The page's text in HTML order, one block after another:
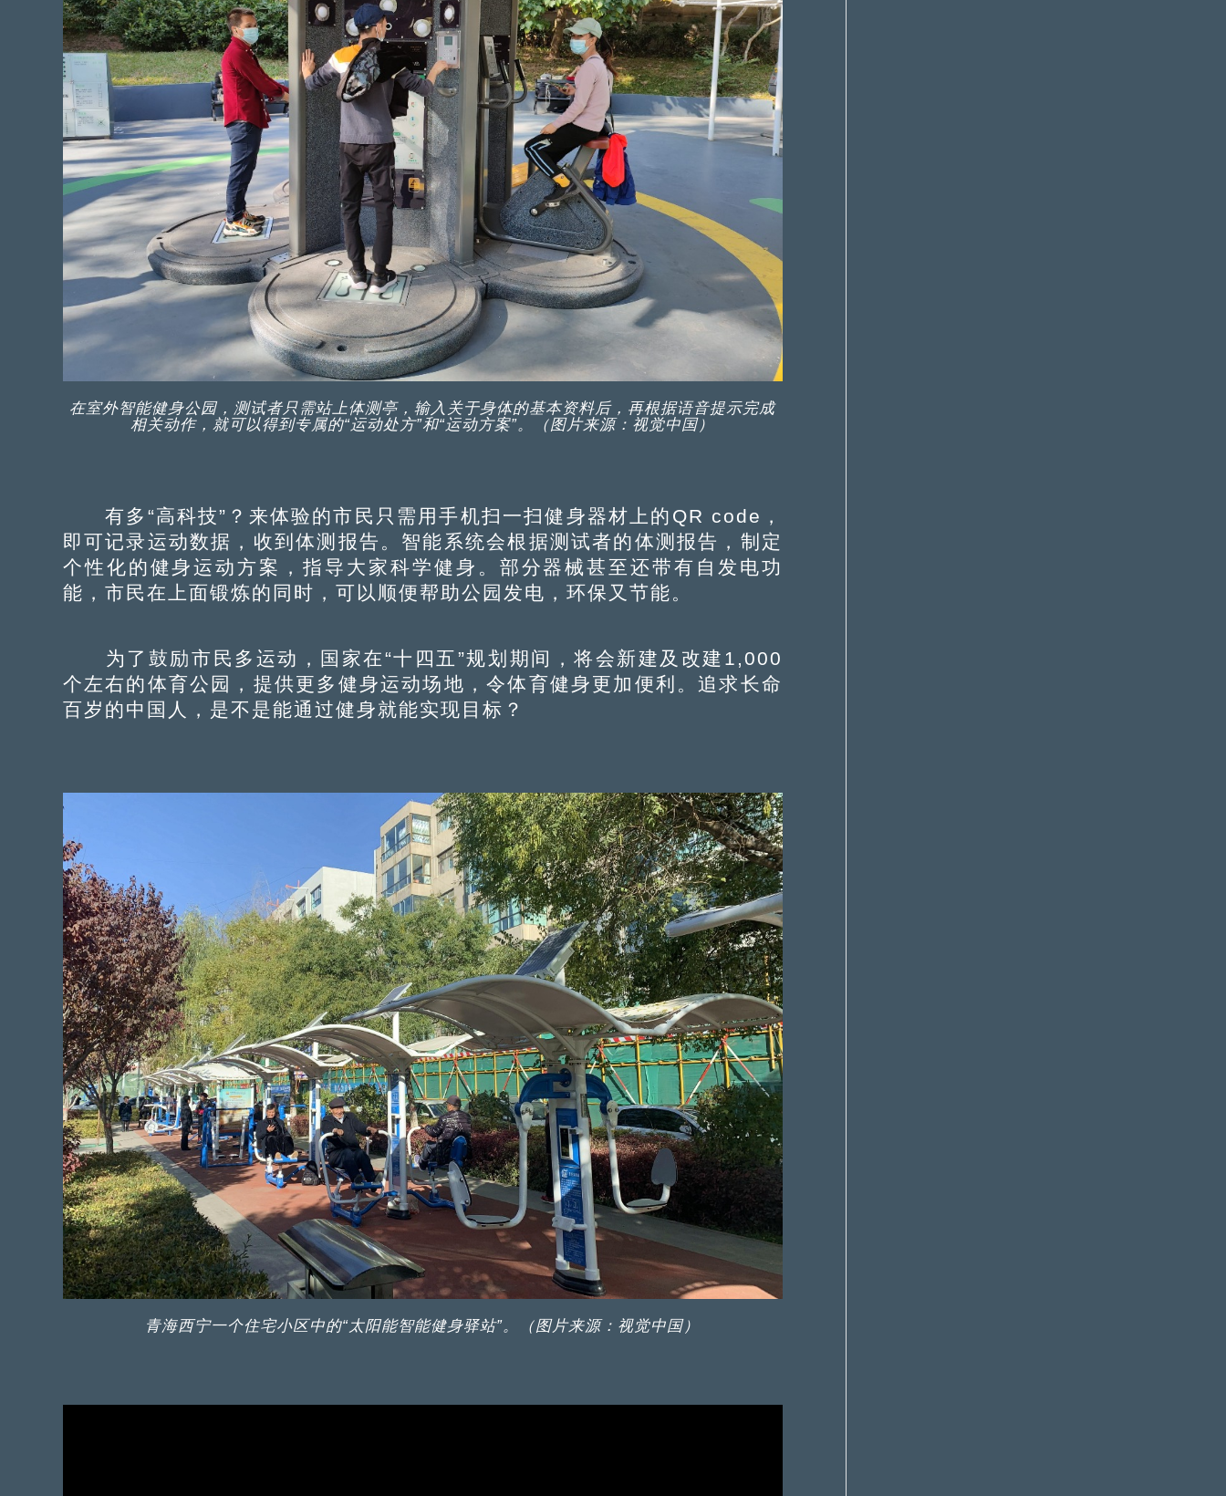
在室外智能健身公园，测试者只需站上体测亭，输入关于身体的基本资料后，再根据语音提示完成
相关动作，就可以得到专属的“运动处方”和“运动方案”。（图片来源：视觉中国）
有多“高科技”？来体验的市民只需用手机扫一扫健身器材上的QR code，
即可记录运动数据，收到体测报告。智能系统会根据测试者的体测报告，制定
个性化的健身运动方案，指导大家科学健身。部分器械甚至还带有自发电功
能，市民在上面锻炼的同时，可以顺便帮助公园发电，环保又节能。
为了鼓励市民多运动，国家在“十四五”规划期间，将会新建及改建1,000
个左右的体育公园，提供更多健身运动场地，令体育健身更加便利。追求长命
百岁的中国人，是不是能通过健身就能实现目标？
青海西宁一个住宅小区中的“太阳能智能健身驿站”。（图片来源：视觉中国）